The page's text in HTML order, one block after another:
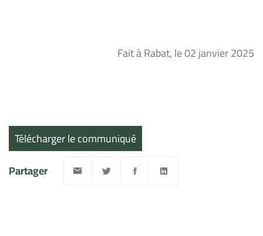
Fait à Rabat, le 02 janvier 2025
Télécharger le communiqué
Partager